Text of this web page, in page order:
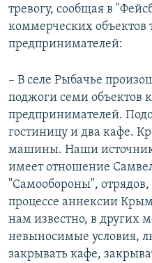
тревогу, сообщая в
коммерческих объектов
предпринимателей:
– В селе Рыбачье
поджоги семи объектов
предпринимателей.
гостиницу и два кафе.
машины. Наши
имеет отношение
"Самообороны", отрядов,
процессе аннексии
нам известно, в других
невыносимые условия,
закрывать кафе,